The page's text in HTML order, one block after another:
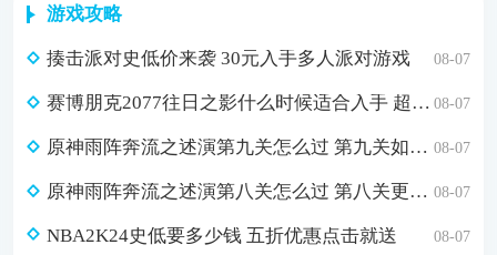
游戏攻略
揍击派对史低价来袭 30元入手多人派对游戏 08-07
赛博朋克2077往日之影什么时候适合入手 超值折扣98元入手方法介绍 08-07
原神雨阵奔流之述演第九关怎么过 第九关如从山间落下的雨滴通关攻略 08-07
原神雨阵奔流之述演第八关怎么过 第八关更多火力更少损伤通关攻略 08-07
NBA2K24史低要多少钱 五折优惠点击就送 08-07